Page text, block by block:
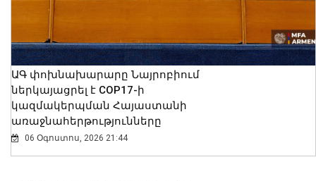
ԱԳ փոխնախարարը Նայրոբիում
ներկայացրել է COP17-ի
կազմակերպման Հայաստանի
առաջնահերթությունները
06 Օգոստոս, 2026 21:44